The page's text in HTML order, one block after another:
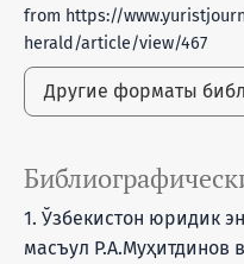
from https://
herald/article/view/467
Другие форматы
1. Ўзбекистон юридик
масъул Р.А.Муҳитдинов